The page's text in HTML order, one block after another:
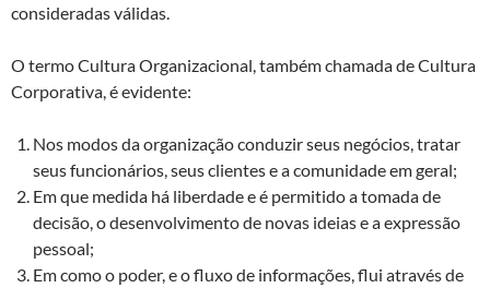
consideradas válidas.
O termo Cultura Organizacional, também chamada de Cultura
Corporativa, é evidente:
Nos modos da organização conduzir seus negócios, tratar
seus funcionários, seus clientes e a comunidade em geral;
Em que medida há liberdade e é permitido a tomada de
decisão, o desenvolvimento de novas ideias e a expressão
pessoal;
Em como o poder, e o fluxo de informações, flui através de